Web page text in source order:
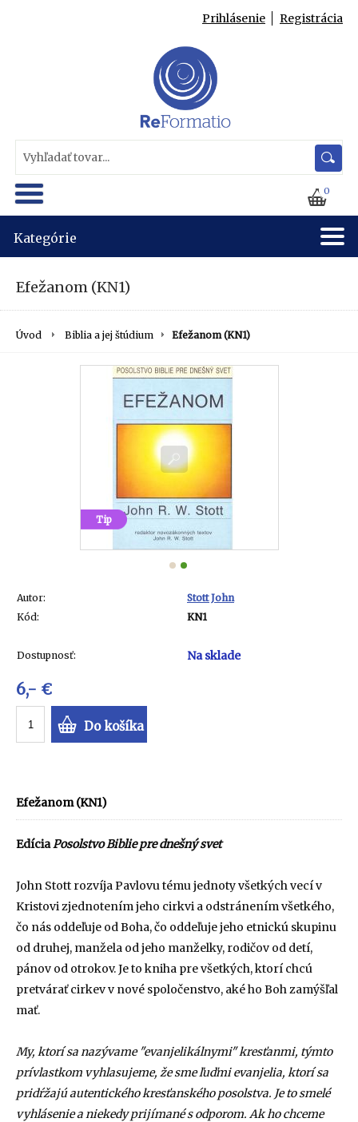
Prihlásenie Registrácia
0
Kategórie
Efežanom (KN1)
Úvod Biblia a jej štúdium Efežanom (KN1)
Tip
Autor:
Stott John
Kód:
KN1
Dostupnosť: Na sklade
6,- €
Do košíka
Efežanom (KN1)
EdíciaPosolstvo Biblie pre dnešný svet
John Stott rozvíja Pavlovu tému jednoty všetkých vecí v
Kristovi zjednotením jeho cirkvi a odstránením všetkého,
čo nás oddeľuje od Boha, čo oddeľuje jeho etnickú skupinu
od druhej, manžela od jeho manželky, rodičov od detí,
pánov od otrokov. Je to kniha pre všetkých, ktorí chcú
pretvárať cirkev v nové spoločenstvo, aké ho Boh zamýšľal
mať.
My, ktorí sa nazývame "evanjelikálnymi" kresťanmi, týmto
prívlastkom vyhlasujeme, že sme ľuďmi evanjelia, ktorí sa
pridŕžajú autentického kresťanského posolstva. Je to smelé
vyhlásenie a niekedy prijímané s odporom. Ak ho chceme